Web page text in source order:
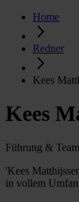
Home
Redner
Kees
Kees
Führung &
'Kees
in vollem